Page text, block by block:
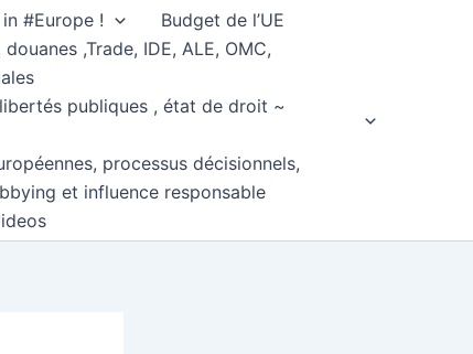
#Europe !
Budget de l’UE
,Trade, IDE, ALE, OMC,
publiques , état de droit ~
processus décisionnels,
et influence responsable